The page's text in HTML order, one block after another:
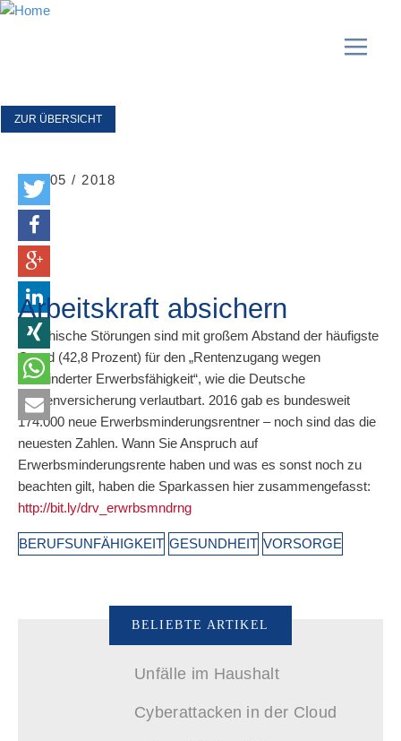
ZUR ÜBERSICHT
31 / 05 / 2018
Arbeitskraft absichern
Psychische Störungen sind mit großem Abstand der häufigste
Grund (42,8 Prozent) für den „Rentenzugang wegen
verminderter Erwerbsfähigkeit“, wie die Deutsche
Rentenversicherung verlautbart. 2016 gab es bundesweit
174.000 neue Erwerbsminderungsrentner – noch sind das die
neuesten Zahlen. Wann Sie Anspruch auf
Erwerbsminderungsrente haben und was es sonst noch zu
beachten gilt, haben die Sparkassen hier zusammengefasst:
http://bit.ly/drv_erwrbsmndrng
BERUFSUNFÄHIGKEIT GESUNDHEIT VORSORGE
BELIEBTE ARTIKEL
Unfälle im Haushalt
Cyberattacken in der Cloud